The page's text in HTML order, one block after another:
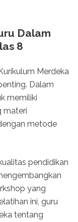
Dalam
8
Merdeka
Dalam
memiliki
materi
metode
pendidikan
yang
ini, guru
tentang